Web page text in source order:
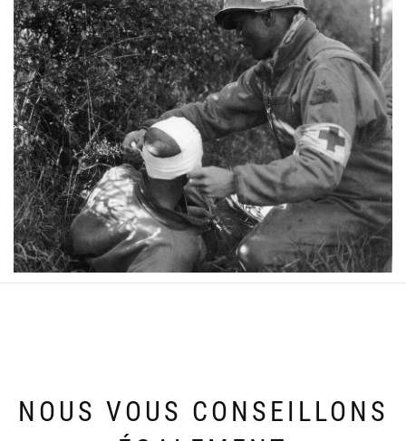
NOUS VOUS CONSEILLONS